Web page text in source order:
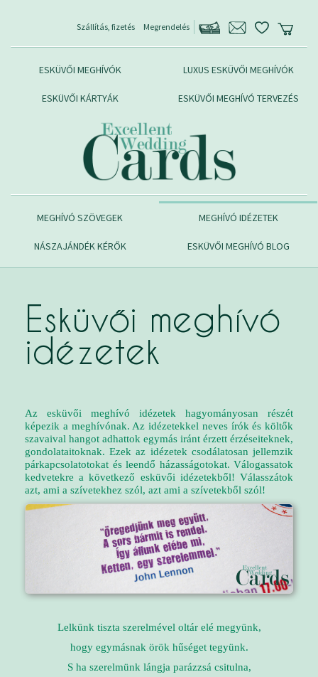
Szállítás, fizetés Megrendelés
ESKÜVŐI MEGHÍVÓK LUXUS ESKÜVŐI MEGHÍVÓK
ESKÜVŐI KÁRTYÁK ESKÜVŐI MEGHÍVÓ TERVEZÉS
MEGHÍVÓ SZÖVEGEK MEGHÍVÓ IDÉZETEK
NÁSZAJÁNDÉK KÉRŐK ESKÜVŐI MEGHÍVÓ BLOG
Esküvői meghívó
idézetek
Az esküvői meghívó idézetek hagyományosan részét
képezik a meghívónak. Az idézetekkel neves írók és költők
szavaival hangot adhattok egymás iránt érzett érzéseiteknek,
gondolataitoknak. Ezek az idézetek csodálatosan jellemzik
párkapcsolatotokat és leendő házasságotokat. Válogassatok
kedvetekre a következő esküvői idézetekből! Válasszátok
azt, ami a szívetekhez szól, azt ami a szívetekből szól!
Lelkünk tiszta szerelmével oltár elé megyünk,
hogy egymásnak örök hűséget tegyünk.
S ha szerelmünk lángja parázzsá csitulna,